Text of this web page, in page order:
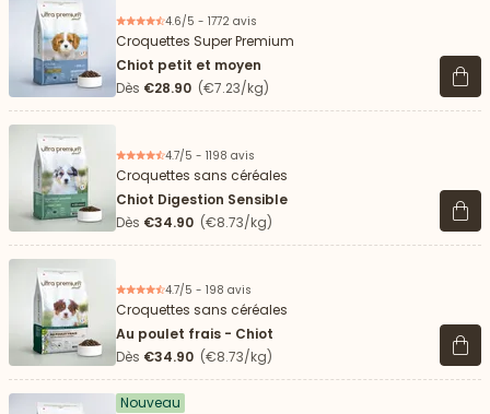
4.6/5 - 1772 avis
Croquettes Super Premium
Chiot petit et moyen
Dès €28.90 (€7.23/kg) Voir
4.7/5 - 1198 avis
Croquettes sans céréales
Chiot Digestion Sensible
Dès €34.90 (€8.73/kg) Voir
4.7/5 - 198 avis
Croquettes sans céréales
Au poulet frais - Chiot
Dès €34.90 (€8.73/kg) Voir
Nouveau